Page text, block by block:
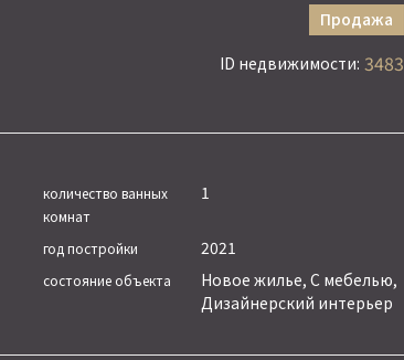
Продажа
ID недвижимости: 3483
количество ванных
комнат
1
год постройки 2021
состояние объекта
Новое жилье, С мебелью,
Дизайнерский интерьер